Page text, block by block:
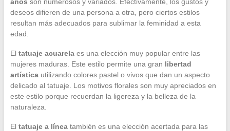
deseos difieren de una persona a otra, pero ciertos estilos
resultan más adecuados para sublimar la feminidad a esta
edad.
El tatuaje acuarelaes una elección muy popular entre las
mujeres maduras. Este estilo permite una gran libertad
artísticautilizando colores pastel o vivos que dan un aspecto
delicado al tatuaje. Los motivos florales son muy apreciados en
este estilo porque recuerdan la ligereza y la belleza de la
naturaleza.
El tatuaje a líneatambién es una elección acertada para las